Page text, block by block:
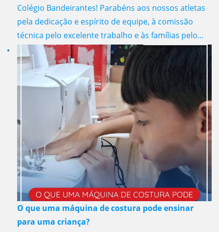
Colégio Bandeirantes! Parabéns aos nossos atletas
pela dedicação e espírito de equipe, à comissão
técnica pelo excelente trabalho e às famílias pelo...
O que uma máquina de costura pode ensinar
para uma criança?